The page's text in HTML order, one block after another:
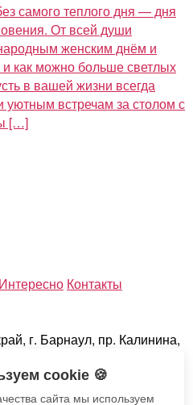
cookie 🍪
сайта мы используем
самого теплого дня — дня
От всей души
женским днём и
как можно больше светлых
в вашей жизни всегда
уютным встречам за столом с
[…]
Интересно Контакты
г. Барнаул, пр. Калинина,